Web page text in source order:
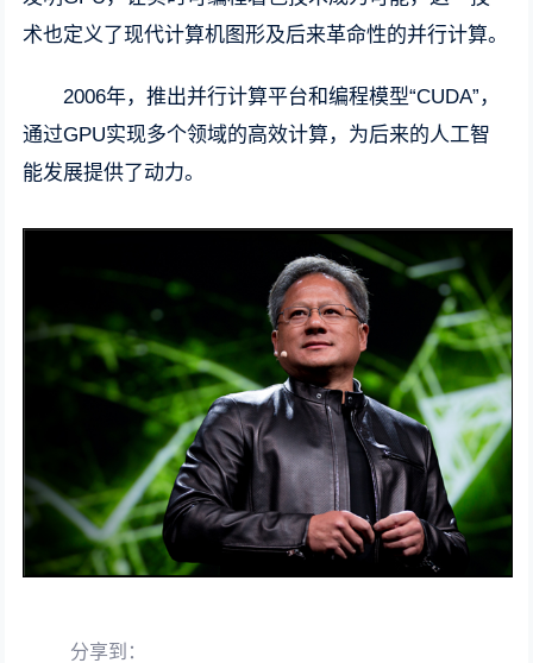
术也定义了现代计算机图形及后来革命性的并行计算。
2006年，推出并行计算平台和编程模型“CUDA”，
通过GPU实现多个领域的高效计算，为后来的人工智
能发展提供了动力。
分享到：